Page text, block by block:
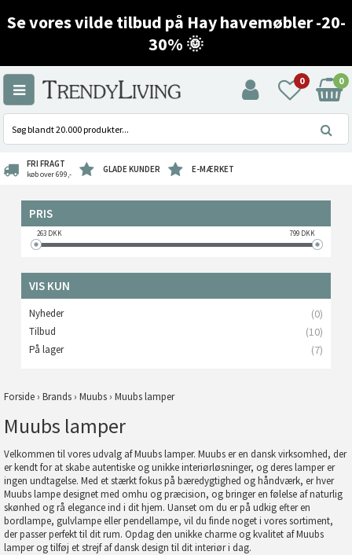
Se vores vilde tilbud på Hay havemøbler -20-
30% 🌞
0 0
FRI FRAGT
køb over 699,- GLADE KUNDER E-MÆRKET
PRIS
263DKK 799DKK
VIS KUN
Nyheder (0)
Tilbud (10)
På lager (7)
Forside › Brands › Muubs › Muubs lamper
Muubs lamper
Velkommen til vores udvalg af Muubs lamper. Muubs er en dansk virksomhed, der
er kendt for at skabe autentiske og unikke interiørløsninger, og deres lamper er
ingen undtagelse. Med et stærkt fokus på bæredygtighed og håndværk, er hver
Muubs lampe designet med omhu og præcision, og bringer en følelse af naturlig
skønhed og rå elegance ind i dit hjem. Uanset om du er på udkig efter en
bordlampe, gulvlampe eller pendellampe, vil du finde noget i vores sortiment,
der passer perfekt til dit rum. Opdag den unikke charme og kvalitet af Muubs
lamper og tilføj et strejf af dansk design til dit interiør i dag.